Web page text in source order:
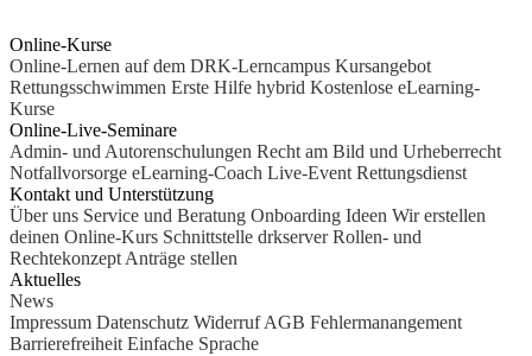
Online-Kurse
Online-Lernen auf dem DRK-Lerncampus Kursangebot
Rettungsschwimmen Erste Hilfe hybrid Kostenlose eLearning-
Kurse
Online-Live-Seminare
Admin- und Autorenschulungen Recht am Bild und Urheberrecht
Notfallvorsorge eLearning-Coach Live-Event Rettungsdienst
Kontakt und Unterstützung
Über uns Service und Beratung Onboarding Ideen Wir erstellen
deinen Online-Kurs Schnittstelle drkserver Rollen- und
Rechtekonzept Anträge stellen
Aktuelles
News
Impressum Datenschutz Widerruf AGB Fehlermanangement
Barrierefreiheit Einfache Sprache